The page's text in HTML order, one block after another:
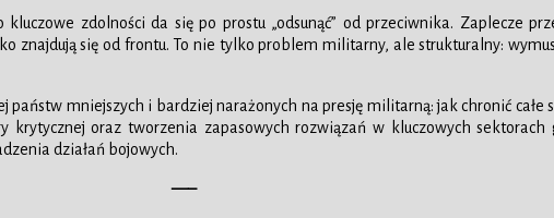
zdolności da się po prostu „odsunąć” od przeciwnika. Zaplecze
znajdują się od frontu. To nie tylko problem militarny, ale strukturalny:
mniejszych i bardziej narażonych na presję militarną: jak chronić
krytycznej oraz tworzenia zapasowych rozwiązań w kluczowych
działań bojowych.
—–